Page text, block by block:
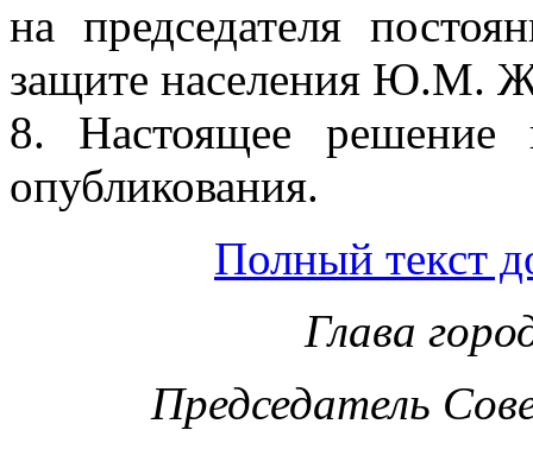
на председателя
защите населения Ю.М.
8. Настоящее решение
опубликования.
Полный текст
Глава
Председатель